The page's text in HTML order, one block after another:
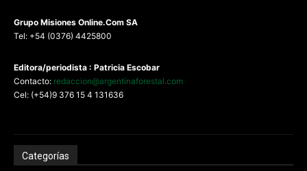
Grupo Misiones Online.Com SA
Tel: +54 (0376) 4425800
Editora/periodista : Patricia Escobar
Contacto: redaccion@argentinaforestal.com
Cel: (+54)9 376 15 4 131636
Categorías